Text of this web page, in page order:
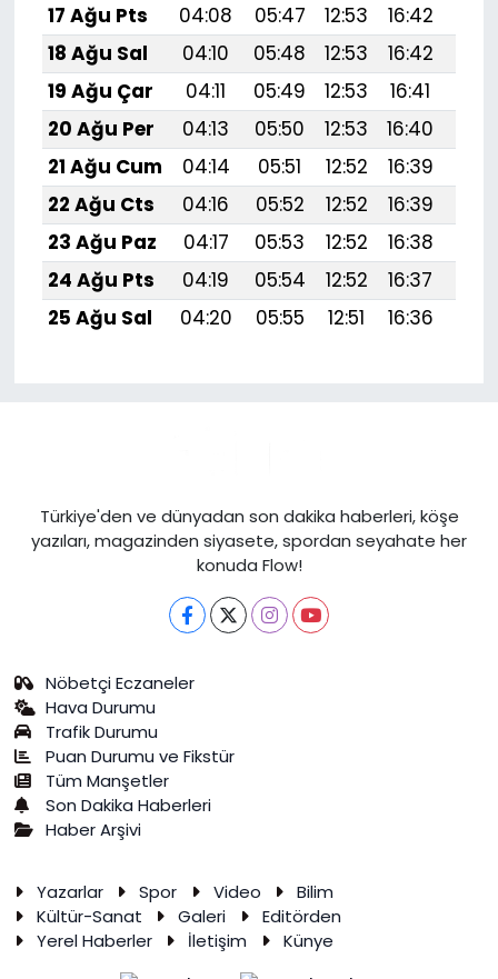
17 Ağu Pts
04:08 05:47 12:53 16:42
18 Ağu Sal
04:10 05:48 12:53 16:42
19 Ağu Çar
04:11 05:49 12:53 16:41
20 Ağu Per
04:13 05:50 12:53 16:40
21 Ağu Cum
04:14 05:51 12:52 16:39
22 Ağu Cts
04:16 05:52 12:52 16:39
23 Ağu Paz
04:17 05:53 12:52 16:38
24 Ağu Pts
04:19 05:54 12:52 16:37
25 Ağu Sal
04:20 05:55 12:51 16:36
Türkiye'den ve dünyadan son dakika haberleri, köşe
yazıları, magazinden siyasete, spordan seyahate her
konuda Flow!
Nöbetçi Eczaneler
Hava Durumu
Trafik Durumu
Puan Durumu ve Fikstür
Tüm Manşetler
Son Dakika Haberleri
Haber Arşivi
Yazarlar Spor Video
Bilim
Kültür-Sanat
Galeri
Editörden
Yerel Haberler
İletişim Künye